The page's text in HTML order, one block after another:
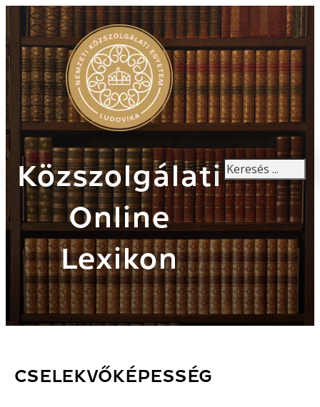
Közszolgálati
Online
Lexikon
Keresés
CSELEKVŐKÉPESSÉG